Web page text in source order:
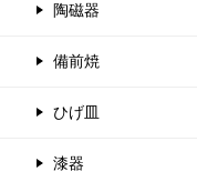
陶磁器
備前焼
ひげ皿
漆器